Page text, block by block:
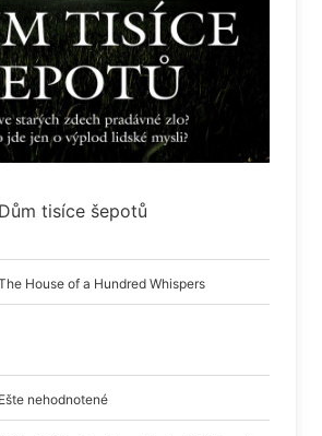
Dům tisíce šepotů
House of a Hundred Whispers
Ešte nehodnotené